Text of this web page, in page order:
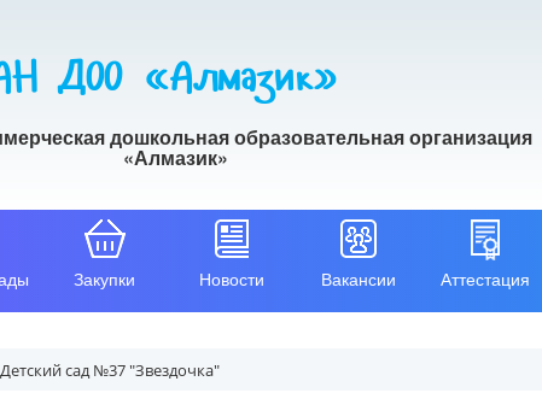
ДОО «Алмазик»
дошкольная образовательная организация
«Алмазик»
Закупки Новости Вакансии Аттестация
Детский сад №37 "Звездочка"